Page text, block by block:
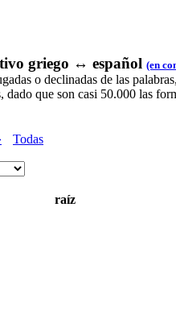
griego ↔ español (en
o declinadas de las
dado que son casi 50.000 las
Todas
raíz